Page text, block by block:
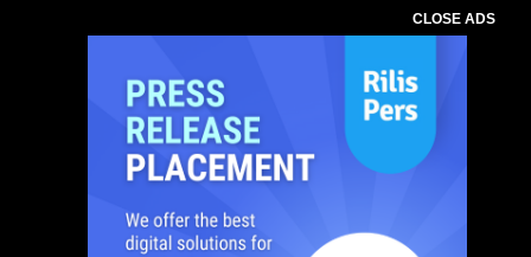
CLOSE ADS